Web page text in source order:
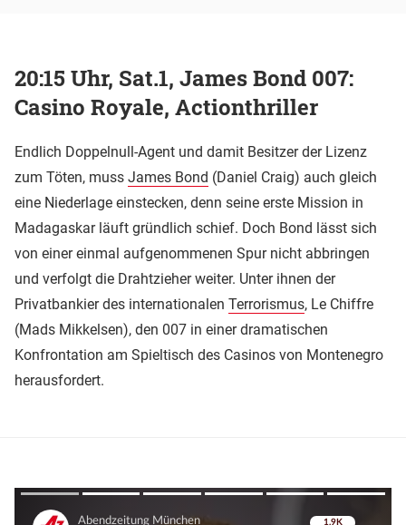
20:15 Uhr, Sat.1, James Bond 007:
Casino Royale, Actionthriller
Endlich Doppelnull-Agent und damit Besitzer der Lizenz
zum Töten, muss James Bond (Daniel Craig) auch gleich
eine Niederlage einstecken, denn seine erste Mission in
Madagaskar läuft gründlich schief. Doch Bond lässt sich
von einer einmal aufgenommenen Spur nicht abbringen
und verfolgt die Drahtzieher weiter. Unter ihnen der
Privatbankier des internationalen Terrorismus, Le Chiffre
(Mads Mikkelsen), den 007 in einer dramatischen
Konfrontation am Spieltisch des Casinos von Montenegro
herausfordert.